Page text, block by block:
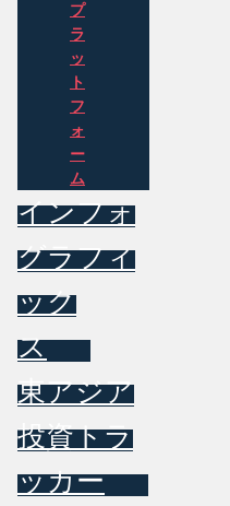
プ
ラ
ッ
ト
フ
ォ
ー
ム
インフォ
グラフィ
ック
ス
東アジア
投資トラ
ッカー